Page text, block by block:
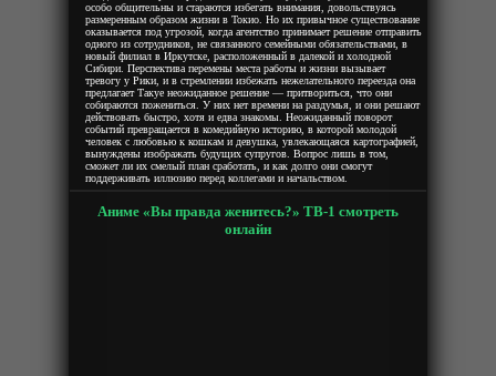
особо общительны и стараются избегать внимания, довольствуясь
размеренным образом жизни в Токио. Но их привычное существование
оказывается под угрозой, когда агентство принимает решение отправить
одного из сотрудников, не связанного семейными обязательствами, в
новый филиал в Иркутске, расположенный в далекой и холодной
Сибири. Перспектива перемены места работы и жизни вызывает
тревогу у Рики, и в стремлении избежать нежелательного переезда она
предлагает Такуе неожиданное решение — притвориться, что они
собираются пожениться. У них нет времени на раздумья, и они решают
действовать быстро, хотя и едва знакомы. Неожиданный поворот
событий превращается в комедийную историю, в которой молодой
человек с любовью к кошкам и девушка, увлекающаяся картографией,
вынуждены изображать будущих супругов. Вопрос лишь в том,
сможет ли их смелый план сработать, и как долго они смогут
поддерживать иллюзию перед коллегами и начальством.
Аниме «Вы правда женитесь?» ТВ-1 смотреть
онлайн